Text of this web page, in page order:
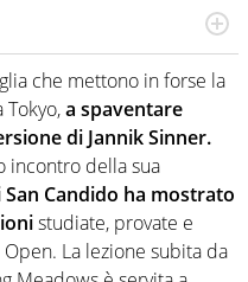
il glossario del calcio in
parte. Non si perde
social del mondo delle
che mettono in forse la
a spaventare
di Jannik Sinner.
incontro della sua
Candido ha mostrato
studiate, provate e
La lezione subita da